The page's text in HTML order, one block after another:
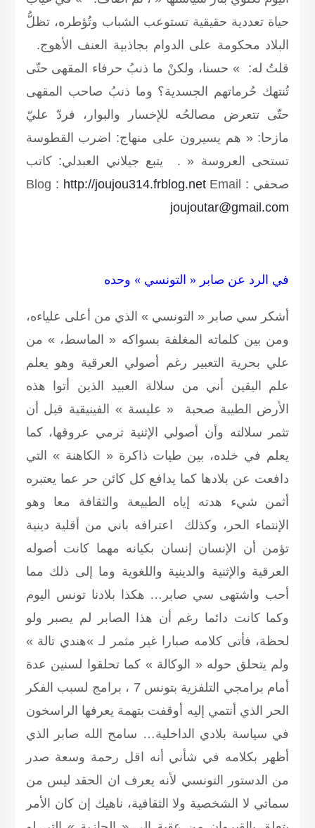
حياة تعددية حقيقية تستوعب الشباب وتُؤطره، تظلُّ
البلاد محكومة على الدوام بجاذبية العنف الأهوج.
قلتُ له: » حسنا، ولكنْ ما ذنبُ حرفاء المقهى حتّى
تُنتهك حُرماتهم الجسدية؟ وما ذنبُ صاحب المقهى
حتّى تتعرض مصالحُه للإخسار والبوار، فردّ عليّ
مازحا: « هم يسيرون على منهاج: اضرب القطوسة
تستحى العروسة « .
يتبع جيلاني العبدلي: كاتب
صحفي
Blog : http://joujou314.frblog.netEmail :
joujoutar@gmail.com
في الرد عن صابر « التونسي » وحده
أشكر سي صابر « التونسي » الذي من أعلى علياءه،
ومن بين كلماته المغلفة بسواكه « الماسط، » من
علي بحرية التعبير رغم أصولي العرقية وهو يعلم
علم اليقين أني من سلالة العبيد الذين أتوا هذه
الأرض الطيبة صحبة « عليسة » الفينيقية قبل أن
تثمر سلالته وأن أصولي الإثنية ترمي عروقها، كما
يعلم في خلده، بين طيات ذاكرة « الكاهنة » التي
دافعت عن بلادها كما يدافع كل كائن حر عما يعتبره
أثمن شيء هدته إياه الطبيعة والثقافة معا وهو
الإنتماء الحر، وكذلك اعترافه باني من أقلية دينية
تؤمن أن الإنسان إنسان بكيانه مهما كانت أصوله
العرقية والإثنية والدينية واللغوية وما إلى ذلك مما
أحب واشتهى سي صابر… هكذا بلادنا تونس اليوم
وكما كانت دائما رغم أن هذا الصابر لم يصبر ولو
لحظة، فأتى كلامه صبارا غير مثمر لـ »هندي تالة »
ولم يتحلق حوله « الوكالة » كما تحلقوا لسنين عدة
أمام برامجي التلفزية بتونس 7 ، برامج لسبب الفكر
الحر الذي أنتمي إليه أوقفت بتهمة يعرفها الراسخون
في سياسة بلادي الداخلية… سامح الله صابر الذي
أظهر بكلامه في شأني أنه اقل رحمة وسعة صدر
من الدستور التونسي لأنه يعرف ان الحقد ليس من
سماتي لا الشخصية ولا الثقافية، ناهيك إن كان الأمر